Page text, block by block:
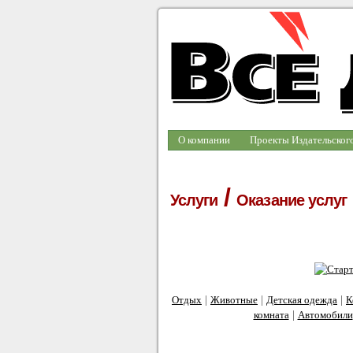
О компании Проекты
Услуги /Оказание услуг
Отдых | Животные | Детская одежда |
комната | Автомобили